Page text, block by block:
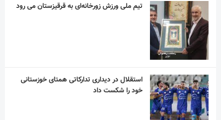
تیم ملی ورزش زورخانه‌ای به قرقیزستان می رود
استقلال در دیداری تدارکاتی همتای خوزستانی
خود را شکست داد